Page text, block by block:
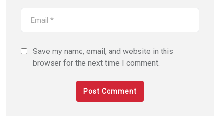
Save my name, email, and website in this
browser for the next time I comment.